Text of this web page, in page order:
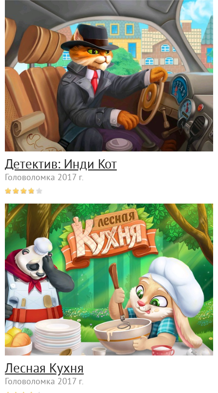
Детектив: Инди Кот
Головоломка 2017 г.
Лесная Кухня
Головоломка 2017 г.